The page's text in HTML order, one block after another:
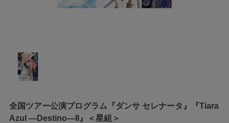
全国ツアー公演プログラム『ダンサ セレナータ』『Tiara
Azul ―Destino―II』＜星組＞